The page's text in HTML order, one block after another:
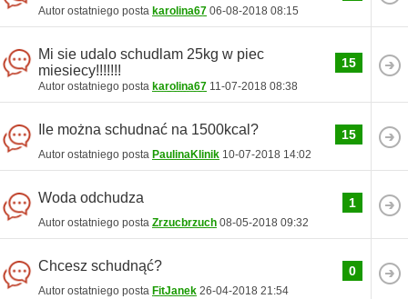
Autor ostatniego posta karolina67 06-08-2018 08:15
Mi sie udalo schudlam 25kg w piec
miesiecy!!!!!!!
Autor ostatniego posta karolina67 11-07-2018 08:38
15
Ile można schudnać na 1500kcal?
Autor ostatniego posta PaulinaKlinik 10-07-2018 14:02
15
Woda odchudza
Autor ostatniego posta Zrzucbrzuch 08-05-2018 09:32
1
Chcesz schudnąć?
Autor ostatniego posta FitJanek 26-04-2018 21:54
0